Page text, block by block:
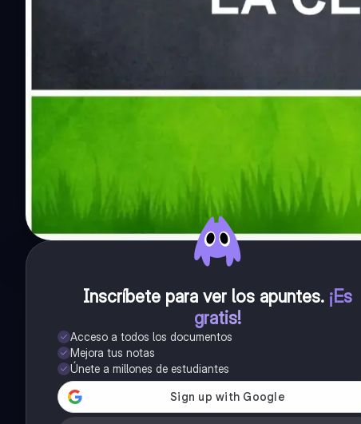
Inscríbete para ver los apuntes. ¡Es
gratis!
Acceso a todos los documentos
Mejora tus notas
Únete a millones de estudiantes